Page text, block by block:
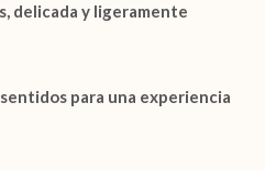
, delicada y ligeramente
para una experiencia